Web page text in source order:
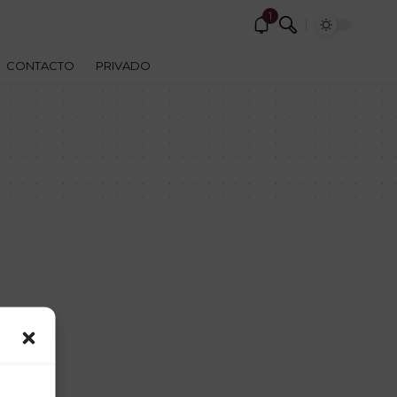
1
CONTACTO PRIVADO